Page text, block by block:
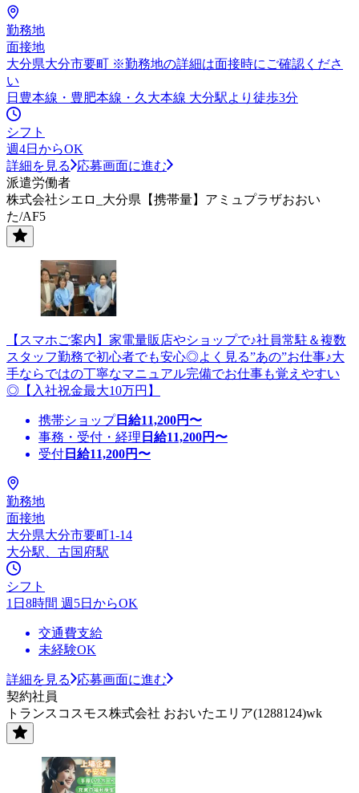
勤務地
面接地
大分県大分市要町 ※勤務地の詳細は面接時にご確認くださ
い
日豊本線・豊肥本線・久大本線 大分駅より徒歩3分
シフト
週4日からOK
詳細を見る
応募画面に進む
派遣労働者
株式会社シエロ_大分県【携帯量】アミュプラザおおい
た/AF5
【スマホご案内】家電量販店やショップで♪社員常駐＆複数
スタッフ勤務で初心者でも安心◎よく見る”あの”お仕事♪大
手ならではの丁寧なマニュアル完備でお仕事も覚えやすい
◎【入社祝金最大10万円】
携帯ショップ日給11,200円〜
事務・受付・経理 日給11,200円〜
受付 日給11,200円〜
勤務地
面接地
大分県大分市要町1-14
大分駅、古国府駅
シフト
1日8時間 週5日からOK
交通費支給
未経験OK
詳細を見る
応募画面に進む
契約社員
トランスコスモス株式会社 おおいたエリア(1288124)wk